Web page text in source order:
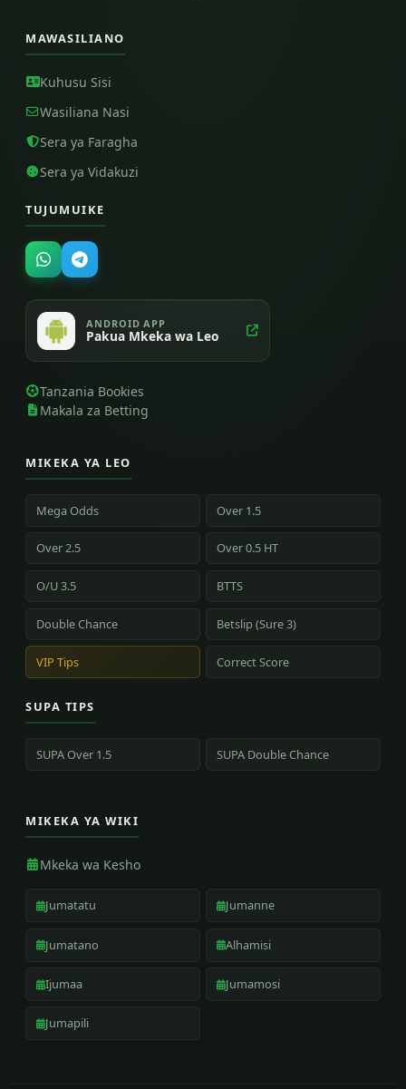
MAWASILIANO
Kuhusu Sisi
Wasiliana Nasi
Sera ya Faragha
Sera ya Vidakuzi
TUJUMUIKE
ANDROID APP
Pakua Mkeka wa Leo
Tanzania Bookies
Makala za Betting
MIKEKA YA LEO
Mega Odds Over 1.5
Over 2.5 Over 0.5 HT
O/U 3.5 BTTS
Double Chance Betslip (Sure 3)
VIP Tips Correct Score
SUPA TIPS
SUPA Over 1.5 SUPA Double Chance
MIKEKA YA WIKI
Mkeka wa Kesho
Jumatatu Jumanne
Jumatano Alhamisi
Ijumaa Jumamosi
Jumapili